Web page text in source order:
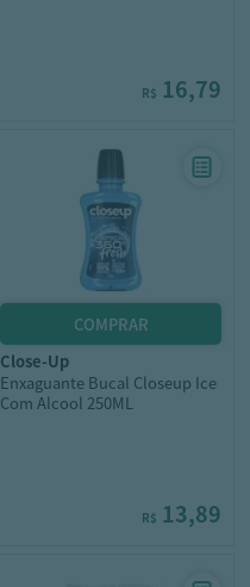
R$ 16,79
close-up
Enxaguante Bucal Closeup Ice
Com Alcool 250ML
R$ 13,89